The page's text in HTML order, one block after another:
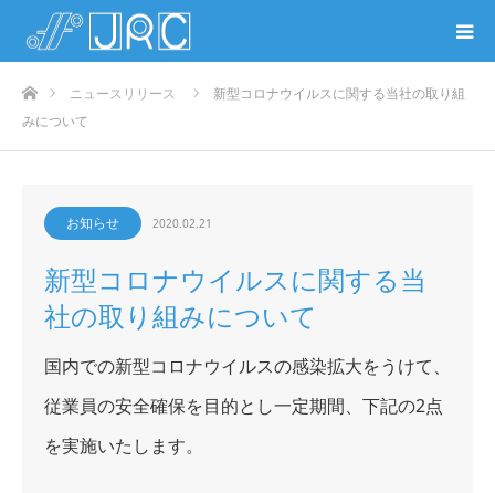
ホームニュースリリース
新型コロナウイルスに関する当社の取り組
みについて
お知らせ 2020.02.21
新型コロナウイルスに関する当
社の取り組みについて
国内での新型コロナウイルスの感染拡大をうけて、
従業員の安全確保を目的とし一定期間、下記の2点
を実施いたします。